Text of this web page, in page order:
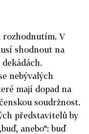
rozhodnutím. V
shodnout na
nebývalých
mají dopad na
soudržnost.
představitelů by
anebo“: buď